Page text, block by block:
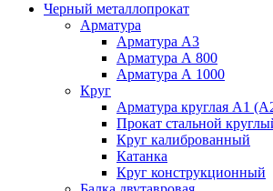
Черный металлопрокат
Арматура
Арматура А3
Арматура А 800
Арматура А 1000
Круг
Арматура круглая А1
Прокат стальной
Круг калиброванный
Катанка
Круг конструкционный